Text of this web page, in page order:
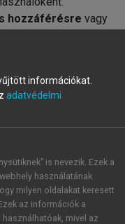
hozzáférésre vagy
új fiókot.
automatikusan
információkat.
adatvédelmi
is nevezik. Ezek a
használatának
milyen oldalakat keresett
az információk a
mivel az